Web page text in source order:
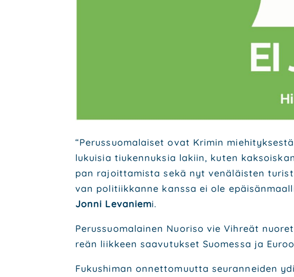
“Perus­suo­ma­lai­set ovat Kri­min
lukui­sia tiu­ken­nuk­sia lakiin, kuten
pan rajoit­ta­mis­ta sekä nyt venä­läis­ten
van poli­tiik­kan­ne kans­sa ei ole
Jon­ni Leva­niemi.
Perus­suo­ma­lai­nen Nuo­ri­so vie Vih­reät
reän liik­keen saa­vu­tuk­set Suo­mes­sa ja
Fukus­hi­man onnet­to­muut­ta seu­ran­nei­den